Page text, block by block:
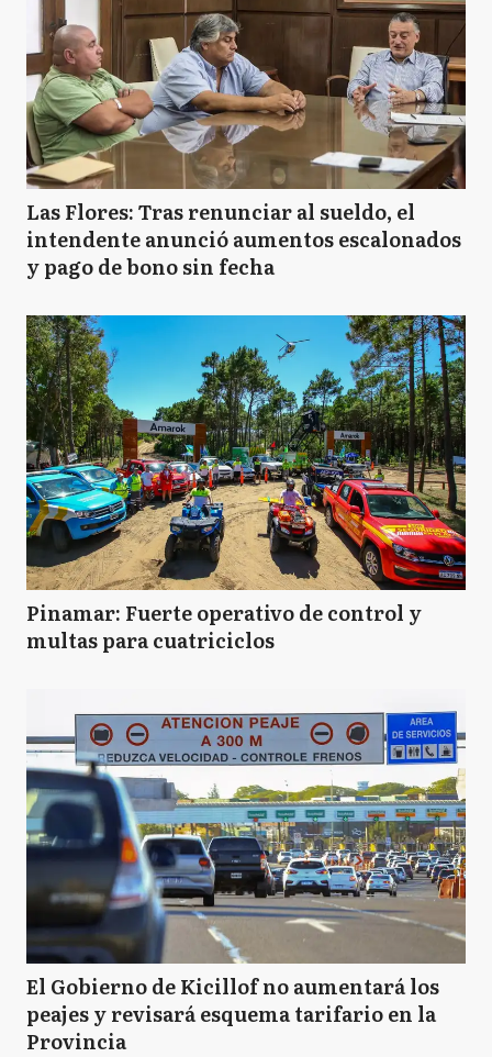
Las Flores: Tras renunciar al sueldo, el
intendente anunció aumentos escalonados
y pago de bono sin fecha
Pinamar: Fuerte operativo de control y
multas para cuatriciclos
El Gobierno de Kicillof no aumentará los
peajes y revisará esquema tarifario en la
Provincia